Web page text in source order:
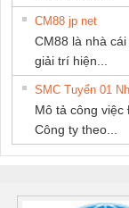
CM88 jp net
CM88 là nhà
giải trí hiện...
SMC Tuyển 01
Mô tả công việc
Công ty theo...